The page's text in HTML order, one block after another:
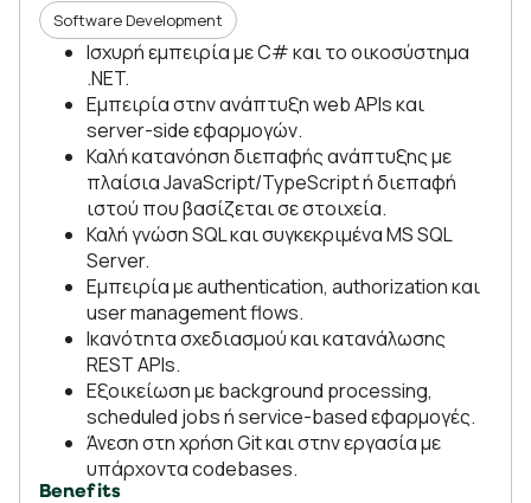
Software Development
Ισχυρή εμπειρία με C# και το οικοσύστημα
.NET.
Εμπειρία στην ανάπτυξη web APIs και
server-side εφαρμογών.
Καλή κατανόηση διεπαφής ανάπτυξης με
πλαίσια JavaScript/TypeScript ή διεπαφή
ιστού που βασίζεται σε στοιχεία.
Καλή γνώση SQL και συγκεκριμένα MS SQL
Server.
Εμπειρία με authentication, authorization και
user management flows.
Ικανότητα σχεδιασμού και κατανάλωσης
REST APIs.
Εξοικείωση με background processing,
scheduled jobs ή service-based εφαρμογές.
Άνεση στη χρήση Git και στην εργασία με
υπάρχοντα codebases.
Benefits